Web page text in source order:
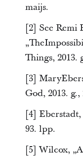
maijs.
[2] See Remi
Things, 2013.
[3]
God, 2013.
[4]
93. lpp.
[5] Wilcox,